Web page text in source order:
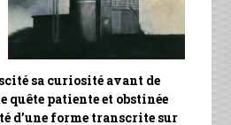
sa curiosité avant de
quête patiente et obstinée
d’une forme transcrite sur